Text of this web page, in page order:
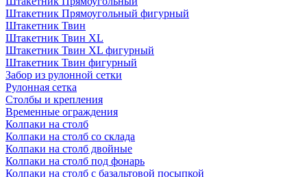
Штакетник Прямоугольный фигурный
Штакетник Твин
Штакетник Твин XL
Штакетник Твин XL фигурный
Штакетник Твин фигурный
Забор из рулонной сетки
Рулонная сетка
Столбы и крепления
Временные ограждения
Колпаки на столб
Колпаки на столб со склада
Колпаки на столб двoйные
Колпаки на столб под фонарь
Колпаки на столб с базальтовой посыпкой